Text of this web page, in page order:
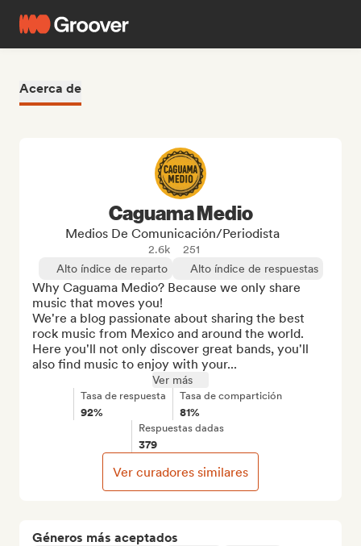
Acerca de
Géneros más aceptados
Caguama Medio
Medios De Comunicación/Periodista
2.6k
251
Alto índice de reparto
Alto índice de respuestas
Why Caguama Medio? Because we only share
music that moves you!
We're a blog passionate about sharing the best
rock music from Mexico and around the world.
Here you'll not only discover great bands, you'll
also find music to enjoy with your...
Ver más
Tasa de respuesta
92%
Tasa de compartición
81%
Respuestas dadas
379
Ver curadores similares